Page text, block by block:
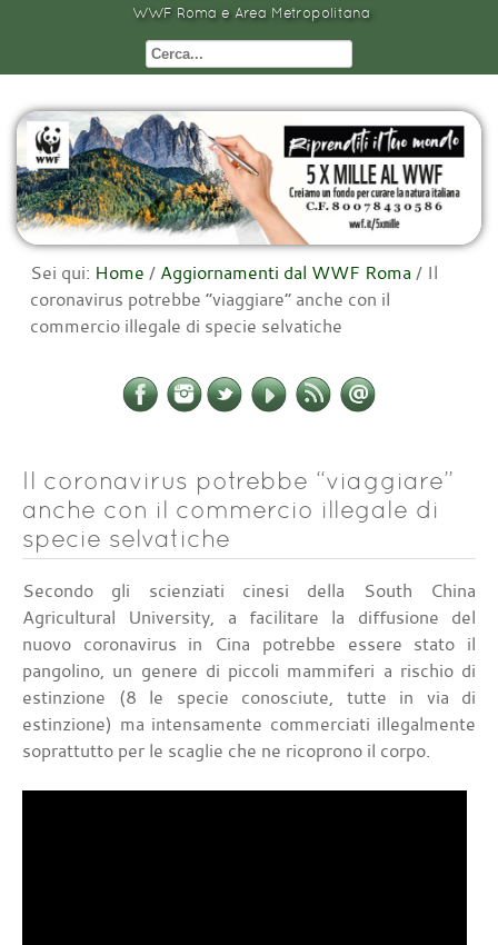
WWF Roma e Area Metropolitana
Sei qui: Home / Aggiornamenti dal WWF Roma / Il
coronavirus potrebbe “viaggiare” anche con il
commercio illegale di specie selvatiche
Il coronavirus potrebbe “viaggiare”
anche con il commercio illegale di
specie selvatiche
Secondo gli scienziati cinesi della South China
Agricultural University, a facilitare la diffusione del
nuovo coronavirus in Cina potrebbe essere stato il
pangolino, un genere di piccoli mammiferi a rischio di
estinzione (8 le specie conosciute, tutte in via di
estinzione) ma intensamente commerciati illegalmente
soprattutto per le scaglie che ne ricoprono il corpo.